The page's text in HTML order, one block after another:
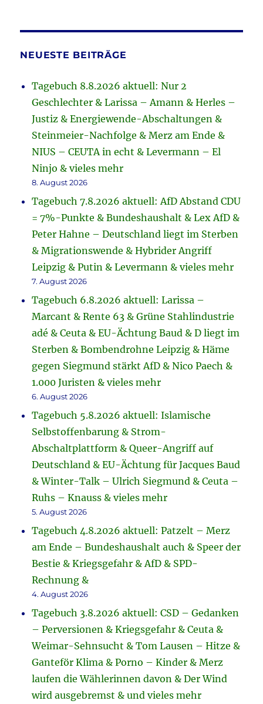
NEUESTE BEITRÄGE
Tagebuch 8.8.2026 aktuell: Nur 2
Geschlechter & Larissa – Amann & Herles –
Justiz & Energiewende-Abschaltungen &
Steinmeier-Nachfolge & Merz am Ende &
NIUS – CEUTA in echt & Levermann – El
Ninjo & vieles mehr
8. August 2026
Tagebuch 7.8.2026 aktuell: AfD Abstand CDU
= 7%-Punkte & Bundeshaushalt & Lex AfD &
Peter Hahne – Deutschland liegt im Sterben
& Migrationswende & Hybrider Angriff
Leipzig & Putin & Levermann & vieles mehr
7. August 2026
Tagebuch 6.8.2026 aktuell: Larissa –
Marcant & Rente 63 & Grüne Stahlindustrie
adé & Ceuta & EU-Ächtung Baud & D liegt im
Sterben & Bombendrohne Leipzig & Häme
gegen Siegmund stärkt AfD & Nico Paech &
1.000 Juristen & vieles mehr
6. August 2026
Tagebuch 5.8.2026 aktuell: Islamische
Selbstoffenbarung & Strom-
Abschaltplattform & Queer-Angriff auf
Deutschland & EU-Ächtung für Jacques Baud
& Winter-Talk – Ulrich Siegmund & Ceuta –
Ruhs – Knauss & vieles mehr
5. August 2026
Tagebuch 4.8.2026 aktuell: Patzelt – Merz
am Ende – Bundeshaushalt auch & Speer der
Bestie & Kriegsgefahr & AfD & SPD-
Rechnung &
4. August 2026
Tagebuch 3.8.2026 aktuell: CSD – Gedanken
– Perversionen & Kriegsgefahr & Ceuta &
Weimar-Sehnsucht & Tom Lausen – Hitze &
Ganteför Klima & Porno – Kinder & Merz
laufen die Wählerinnen davon & Der Wind
wird ausgebremst & und vieles mehr